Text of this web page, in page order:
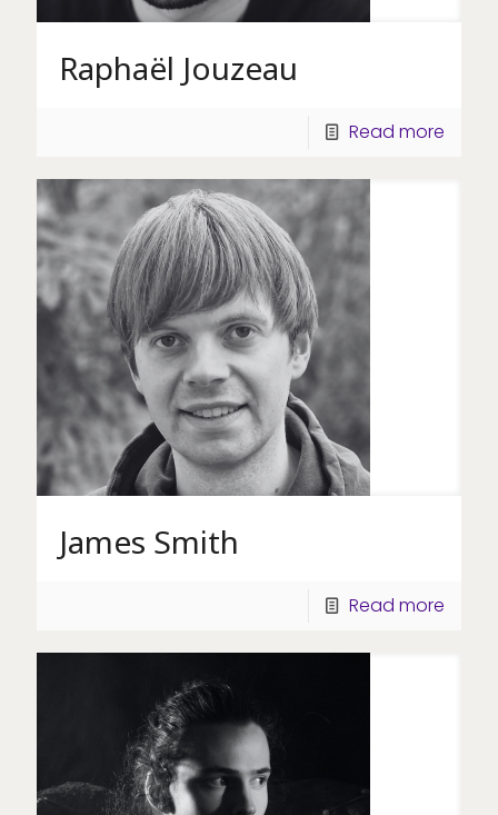
Raphaël Jouzeau
Read more
James Smith
Read more